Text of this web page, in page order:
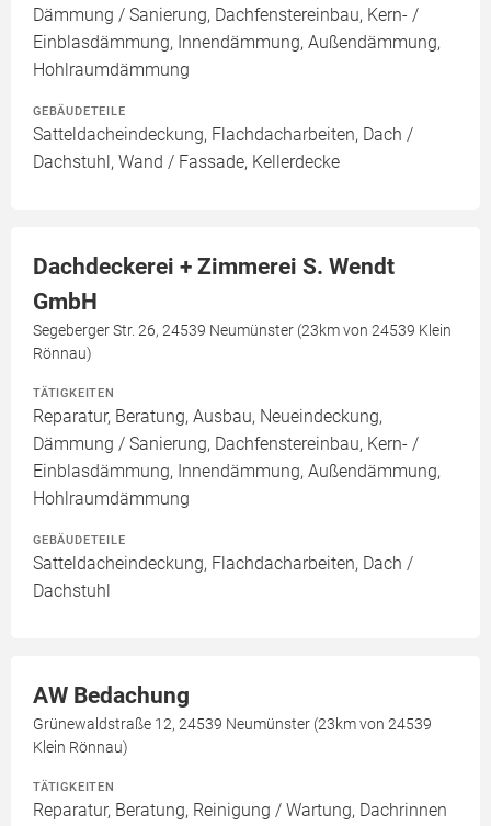
Dämmung / Sanierung, Dachfenstereinbau, Kern- /
Einblasdämmung, Innendämmung, Außendämmung,
Hohlraumdämmung
GEBÄUDETEILE
Satteldacheindeckung, Flachdacharbeiten, Dach /
Dachstuhl, Wand / Fassade, Kellerdecke
Dachdeckerei + Zimmerei S. Wendt
GmbH
Segeberger Str. 26, 24539 Neumünster (23km von 24539 Klein
Rönnau)
TÄTIGKEITEN
Reparatur, Beratung, Ausbau, Neueindeckung,
Dämmung / Sanierung, Dachfenstereinbau, Kern- /
Einblasdämmung, Innendämmung, Außendämmung,
Hohlraumdämmung
GEBÄUDETEILE
Satteldacheindeckung, Flachdacharbeiten, Dach /
Dachstuhl
AW Bedachung
Grünewaldstraße 12, 24539 Neumünster (23km von 24539
Klein Rönnau)
TÄTIGKEITEN
Reparatur, Beratung, Reinigung / Wartung, Dachrinnen